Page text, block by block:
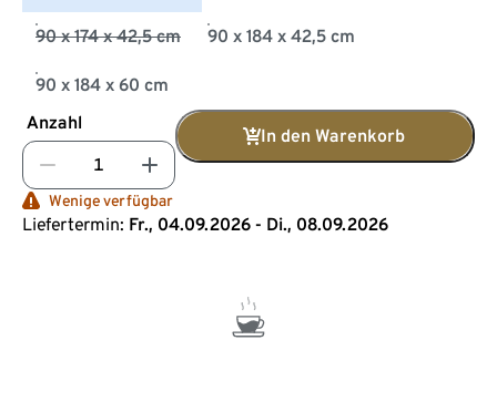
90 x 174 x 42,5 cm 90 x 184 x 42,5 cm
90 x 184 x 60 cm
Anzahl
In den Warenkorb
Wenige verfügbar
Liefertermin: Fr., 04.09.2026 - Di., 08.09.2026